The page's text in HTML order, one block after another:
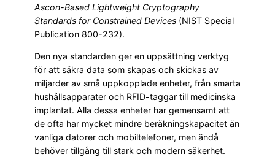
Ascon-Based Lightweight Cryptography
Standards for Constrained Devices (NIST Special
Publication 800-232).
Den nya standarden ger en uppsättning verktyg
för att säkra data som skapas och skickas av
miljarder av små uppkopplade enheter, från smarta
hushållsapparater och RFID-taggar till medicinska
implantat. Alla dessa enheter har gemensamt att
de ofta har mycket mindre beräkningskapacitet än
vanliga datorer och mobiltelefoner, men ändå
behöver tillgång till stark och modern säkerhet.